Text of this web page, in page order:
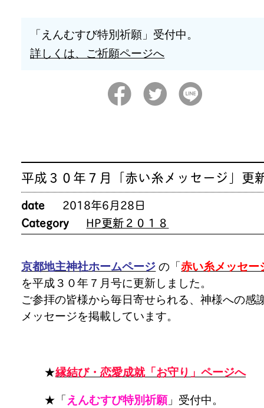
「えんむすび特別祈願」受付中。
詳しくは、ご祈願ページへ
平成３０年７月「赤い糸メッセージ」更
date
2018年6月28日
Category
HP更新２０１８
京都地主神社ホームページ の「赤い糸メッセー
を平成３０年７月号に更新しました。
ご参拝の皆様から毎日寄せられる、神様への感
メッセージを掲載しています。
★縁結び・恋愛成就「お守り」ページへ
★「 えんむすび特別祈願」受付中。